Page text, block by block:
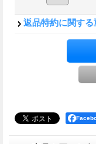
返品特約に関する